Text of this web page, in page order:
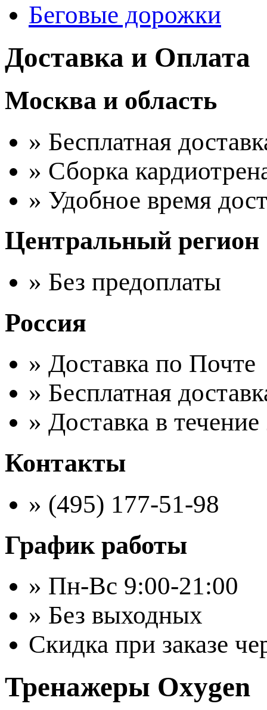
Беговые дорожки
Доставка и Оплата
Москва и область
» Бесплатная
» Сборка
» Удобное время
Центральный регион
» Без предоплаты
Россия
» Доставка по Почте
» Бесплатная
» Доставка в
Контакты
» (495) 177-51-98
График работы
» Пн-Вс 9:00-21:00
» Без выходных
Скидка при заказе
Тренажеры Oxygen